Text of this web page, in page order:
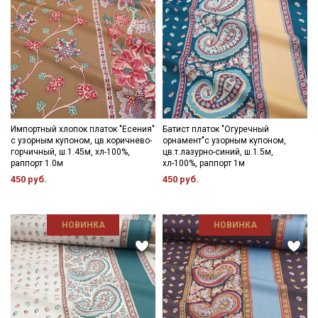
Импортный хлопок платок "Есения"
с узорным купоном, цв.коричнево-
горчичный, ш.1.45м, хл-100%,
раппорт 1.0м
450 руб.
Батист платок "Огуречный
орнамент"с узорным купоном,
цв.т.лазурно-синий, ш.1.5м,
хл-100%, раппорт 1м
450 руб.
НОВИНКА НОВИНКА